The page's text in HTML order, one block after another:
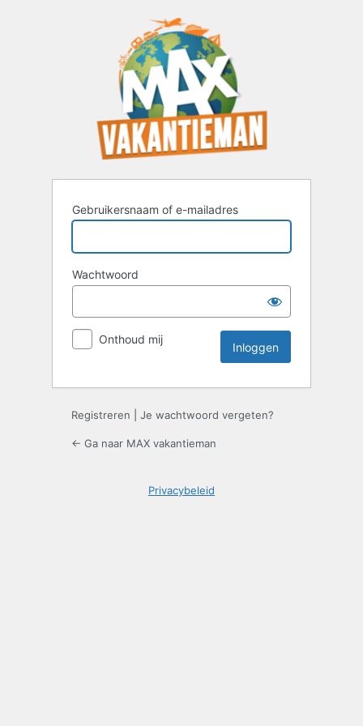
Gebruikersnaam of e-mailadres
Wachtwoord
Onthoud mij
Registreren Je wachtwoord vergeten?
← Ga naar MAX vakantieman
Privacybeleid